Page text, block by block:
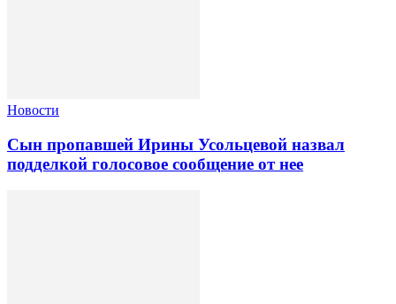
Новости
Сын пропавшей Ирины Усольцевой назвал
подделкой голосовое сообщение от нее